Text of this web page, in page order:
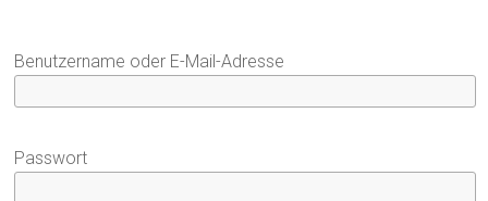
Benutzername oder E-Mail-Adresse
Passwort